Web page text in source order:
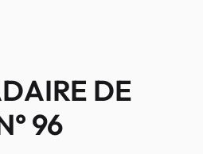
DE
96